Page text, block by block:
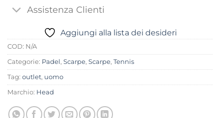
Assistenza Clienti
Aggiungi alla lista dei desideri
COD: N/A
Categorie: Padel, Scarpe, Scarpe, Tennis
Tag: outlet, uomo
Marchio: Head